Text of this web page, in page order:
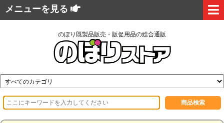
メニューを見る
のぼり既製品販売・販促用品の総合通販